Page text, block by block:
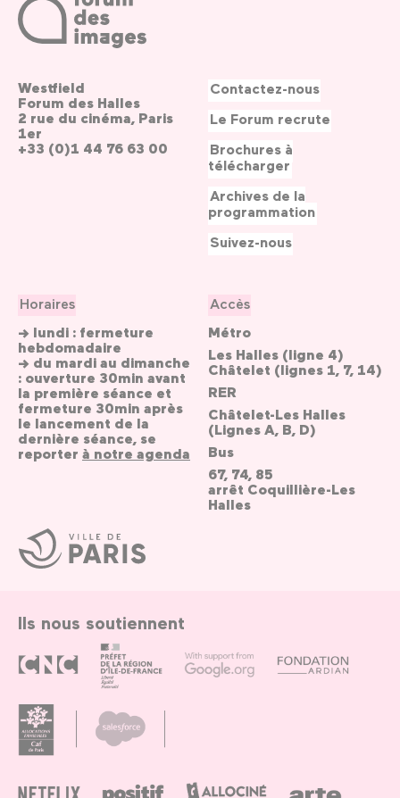
Ville
de
Paris
Westfield
Forum des Halles
2 rue du cinéma, Paris
1er
+33 (0)1 44 76 63 00
Horaires
→ lundi : fermeture
hebdomadaire
→ du mardi au dimanche
: ouverture 30min avant
la première séance et
fermeture 30min après
le lancement de la
dernière séance, se
reporter à notre agenda
Accès
Métro
Les Halles (ligne 4)
Châtelet (lignes 1, 7, 14)
RER
Châtelet-Les Halles
(Lignes A, B, D)
Bus
67, 74, 85
arrêt Coquillière-Les
Halles
Contactez-nous
Le Forum recrute
Brochures à
télécharger
Archives de la
programmation
Suivez-nous
Ils nous soutiennent